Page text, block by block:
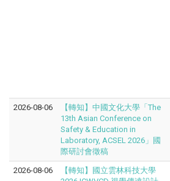
2026-08-06
【轉知】中國文化大學「The
13th Asian Conference on
Safety & Education in
Laboratory, ACSEL 2026」國
際研討會徵稿
2026-08-06
【轉知】國立雲林科技大學